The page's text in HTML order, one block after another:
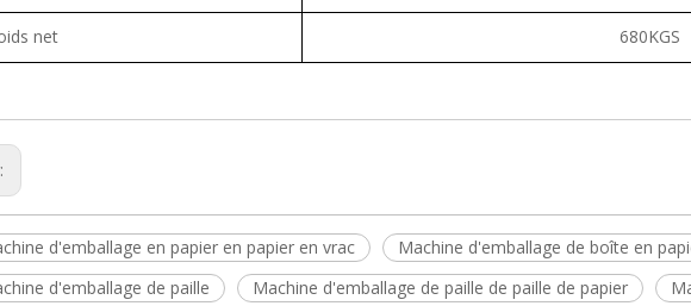
net 680KGS
d'emballage en papier en papier en vrac
Machine d'emballage de boîte en
d'emballage de paille
Machine d'emballage de paille de paille de papier